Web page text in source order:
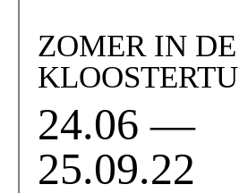
ZOMER IN DE
24.06 —
25.09.22